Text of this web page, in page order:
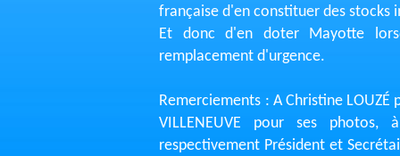
française d'en constituer des
Et donc d'en doter Mayotte
remplacement d'urgence.
Remerciements : A Christine
VILLENEUVE pour ses photos,
respectivement Président et